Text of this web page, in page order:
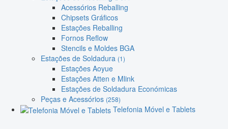
Acessórios Reballing
Chipsets Gráficos
Estações Reballing
Fornos Reflow
Stencils e Moldes BGA
Estações de Soldadura (1)
Estações Aoyue
Estações Atten e Mlink
Estações de Soldadura Económicas
Peças e Acessórios (258)
Telefonia Móvel e Tablets